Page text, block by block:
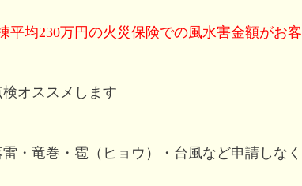
平均230万円の火災保険での風水害金額がお
オススメします
・竜巻・雹（ヒョウ）・台風など申請しな